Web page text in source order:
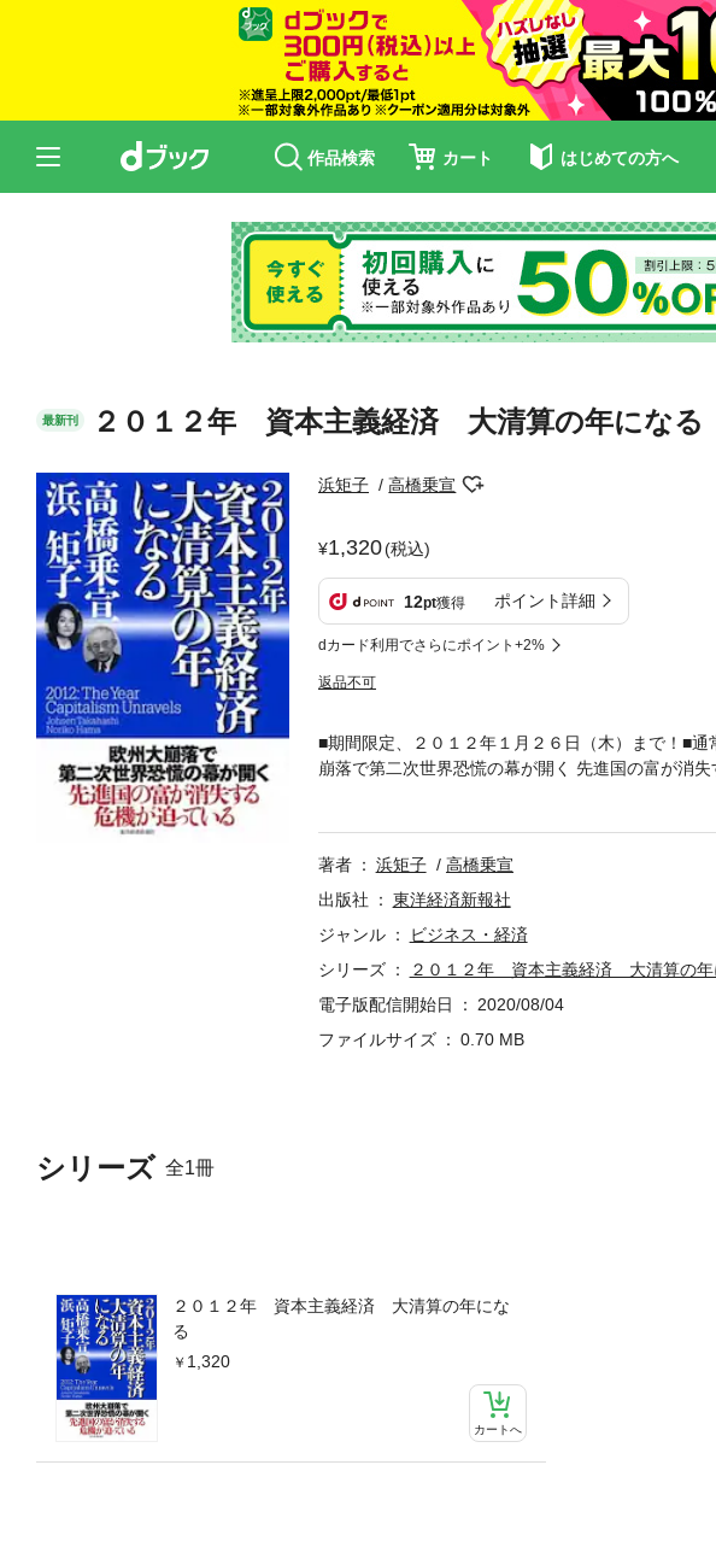
作品検索 カート はじめての方へ
最新刊 ２０１２年 資本主義経済 大清算の年になる
浜矩子 高橋乗宣
1,320(税込)
12pt獲得 ポイント詳細
dカード利用でさらにポイント+2%
返品不可
シリーズ 全1冊
２０１２年 資本主義経済 大清算の年にな
る
1,320
カートへ
■期間限定、２０１２年１月２６日（木）まで！■
崩落で第二次世界恐慌の幕が開く 先進国の富が消
いつくす。欧州大崩落で２０１２年は株、債券、
界でもっとも希望がある国になる可能性を持つこと
グローバルジャングルの居心地のよさの守り手を務
著者 浜矩子
高橋乗宣
出版社
東洋経済新報社
ジャンル
ビジネス・経済
シリーズ
２０１２年 資本主義経済 大清算の年
電子版配信開始日
2020/08/04
ファイルサイズ
0.70 MB